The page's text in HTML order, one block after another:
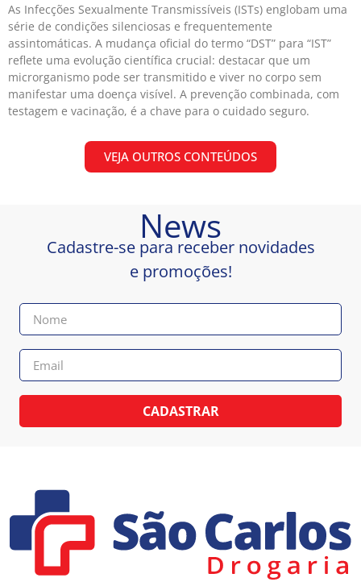
As Infecções Sexualmente Transmissíveis (ISTs) englobam uma
série de condições silenciosas e frequentemente
assintomáticas. A mudança oficial do termo “DST” para “IST”
reflete uma evolução científica crucial: destacar que um
microrganismo pode ser transmitido e viver no corpo sem
manifestar uma doença visível. A prevenção combinada, com
testagem e vacinação, é a chave para o cuidado seguro.
VEJA OUTROS CONTEÚDOS
News
Cadastre-se para receber novidades
e promoções!
CADASTRAR